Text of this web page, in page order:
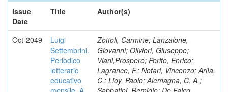
Issue
Date
Title Author(s)
Oct-2049
Luigi
Settembrini.
Periodico
letterario
educativo
Zottoli, Carmine; Lanzalone,
Giovanni; Olivieri, Giuseppe;
Viani,Prospero; Perito, Enrico;
Lagrance, F.; Notari, Vincenzo; Arlìa,
C.; Lioy, Paolo; Alemagna, C. A.;